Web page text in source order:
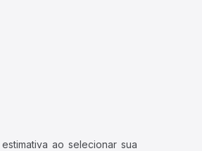
ao selecionar sua